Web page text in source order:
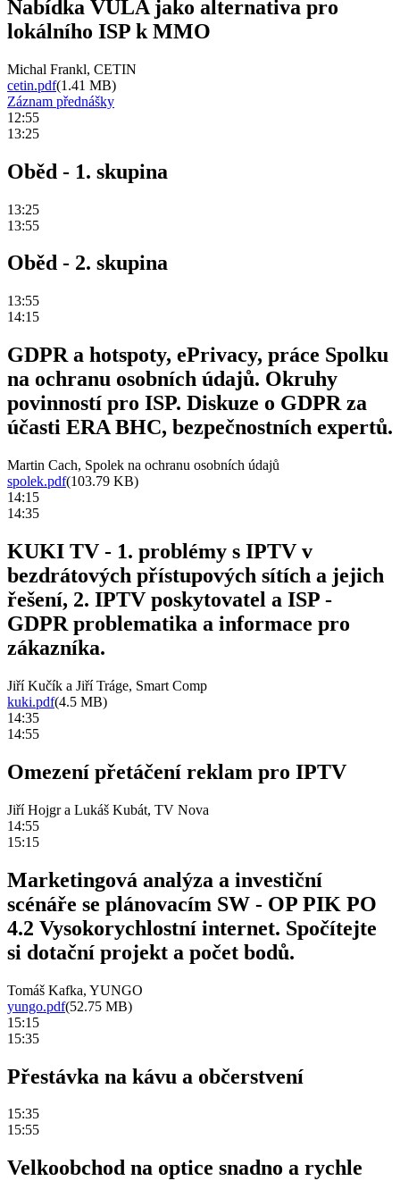
Nabídka VULA jako alternativa pro
lokálního ISP k MMO
Michal Frankl, CETIN
cetin.pdf(1.41 MB)
Záznam přednášky
12:55
13:25
Oběd - 1. skupina
13:25
13:55
Oběd - 2. skupina
13:55
14:15
GDPR a hotspoty, ePrivacy, práce Spolku
na ochranu osobních údajů. Okruhy
povinností pro ISP. Diskuze o GDPR za
účasti ERA BHC, bezpečnostních expertů.
Martin Cach, Spolek na ochranu osobních údajů
spolek.pdf(103.79 KB)
14:15
14:35
KUKI TV - 1. problémy s IPTV v
bezdrátových přístupových sítích a jejich
řešení, 2. IPTV poskytovatel a ISP -
GDPR problematika a informace pro
zákazníka.
Jiří Kučík a Jiří Tráge, Smart Comp
kuki.pdf(4.5 MB)
14:35
14:55
Omezení přetáčení reklam pro IPTV
Jiří Hojgr a Lukáš Kubát, TV Nova
14:55
15:15
Marketingová analýza a investiční
scénáře se plánovacím SW - OP PIK PO
4.2 Vysokorychlostní internet. Spočítejte
si dotační projekt a počet bodů.
Tomáš Kafka, YUNGO
yungo.pdf(52.75 MB)
15:15
15:35
Přestávka na kávu a občerstvení
15:35
15:55
Velkoobchod na optice snadno a rychle